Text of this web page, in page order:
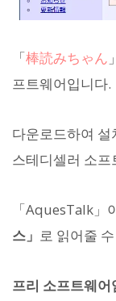
「棒読みちゃん
프트웨어입니다.
다운로드하여
스테디셀러 소
「AquesTalk」
스」 로 읽어줄
프리 소프트웨